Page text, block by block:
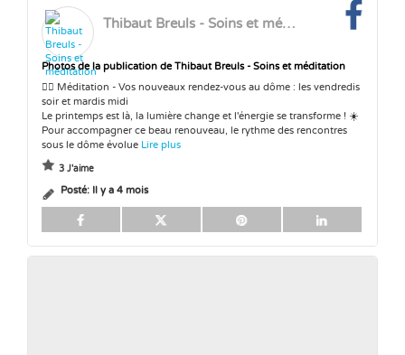
Thibaut Breuls - Soins et méditation
Photos de la publication de Thibaut Breuls - Soins et méditation
🧘‍♂️ Méditation - Vos nouveaux rendez-vous au dôme : les vendredis
soir et mardis midi
Le printemps est là, la lumière change et l'énergie se transforme ! ☀️
Pour accompagner ce beau renouveau, le rythme des rencontres
sous le dôme évolue Lire plus
3 J'aime
Posté: Il y a 4 mois